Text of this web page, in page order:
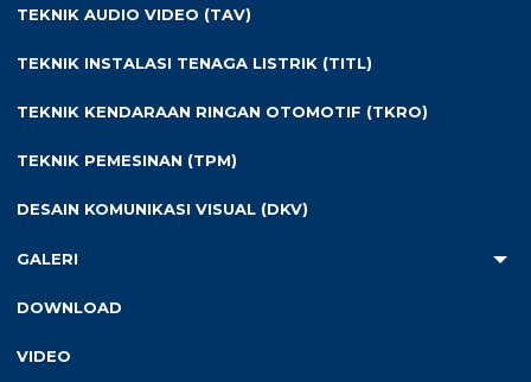
TEKNIK AUDIO VIDEO (TAV)
TEKNIK INSTALASI TENAGA LISTRIK (TITL)
TEKNIK KENDARAAN RINGAN OTOMOTIF (TKRO)
TEKNIK PEMESINAN (TPM)
DESAIN KOMUNIKASI VISUAL (DKV)
GALERI
DOWNLOAD
VIDEO
LKS KOTA SURABAYA 25